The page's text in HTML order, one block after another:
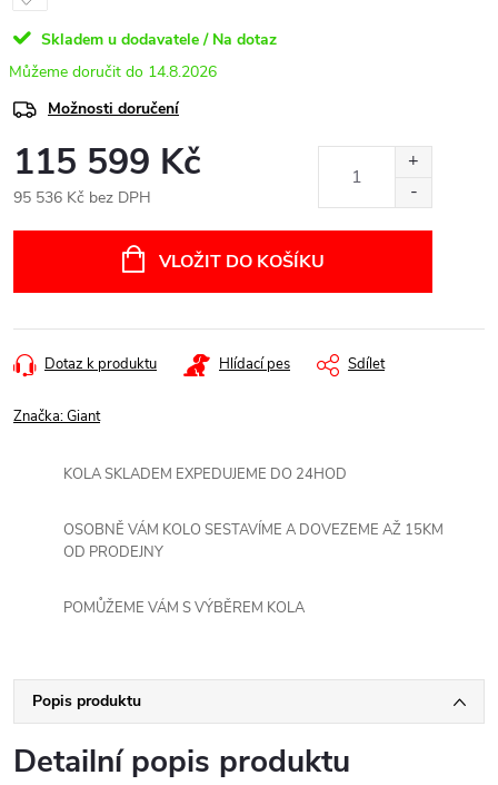
Skladem u dodavatele / Na dotaz
14.8.2026
Možnosti doručení
115 599 Kč
95 536 Kč bez DPH
VLOŽIT DO KOŠÍKU
Dotaz k produktu Hlídací pes Sdílet
Značka:Giant
KOLA SKLADEM EXPEDUJEME DO 24HOD
OSOBNĚ VÁM KOLO SESTAVÍME A DOVEZEME AŽ 15KM
OD PRODEJNY
POMŮŽEME VÁM S VÝBĚREM KOLA
Popis produktu
Detailní popis produktu